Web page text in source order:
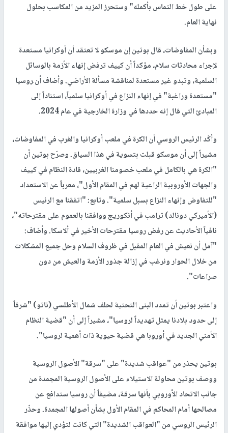
على طول خط التماس بأكمله" وستحرز المزيد من المكاسب بحلول
نهاية العام.
وبشأن المفاوضات، قال بوتين إن موسكو لا تعتقد أن ⁠أوكرانيا مستعدة
لإجراء محادثات سلام، مؤكداً أن كييف ترفض إنهاء الأزمة بالوسائل
السلمية، وتبدو غير مستعدة لمناقشة مسألة الأراضي. وأضاف ⁠أن ‍روسيا
"مستعدة وراغبة" في إنهاء النزاع في ​أوكرانيا سلمياً، استناداً إلى
المبادئ التي ‌قال إنه حددها ⁠في ‌وزارة الخارجية في عام 2024.
وأكّد الرئيس الروسي أن الكرة في ملعب أوكرانيا والغرب في المفاوضات،
مشيراً إلى أن موسكو قبلت بتسوية في هذا السياق. وصرّح بوتين أن
"الكرة هي بالكامل في ملعب خصومنا الغربيين، قادة النظام في كييف
والجهات الأوروبية الراعية لهم في المقام الأول"، معرباً عن الاستعداد
"للتفاوض وإنهاء النزاع بسبل سلمية". وتابع: "اتفقنا مع الرئيس
(الأميركي دونالد) ترامب في أنكوريج ووافقنا بالعموم على مقترحاته"،
نافياً الأحاديث عن رفض روسيا مقترحات الأخير في ألاسكا. وأضاف:
"آمل أن نعيش في العام المقبل في ظروف السلام وحل جميع المشكلات
من خلال الحوار ونرغب في إزالة جذور الأزمة والعيش من دون
صراعات".
واعتبر بوتين أن تمدد البنى التحتية لحلف شمال الأطلسي (ناتو) "شرقاً
إلى حدود بلادنا يمثل تهديداً لروسيا"، مشيراً إلى أن "قضية النظام
الأمني الجديد في أوروبا هي قضية حيوية ذات أهمية لروسيا".
بوتين يحذر من "عواقب شديدة" على "سرقة" الأصول الروسية
ووصف بوتين محاولة الاستيلاء على الأصول الروسية المجمدة من
جانب الاتحاد الأوروبي بأنها سرقة، مضيفاً أن روسيا ستدافع عن
مصالحها أمام المحاكم في المقام الأول بشأن أصولها المجمدة. وحذّر
الرئيس الروسي من "العواقب الشديدة" التي كانت لتؤدي إليها موافقة